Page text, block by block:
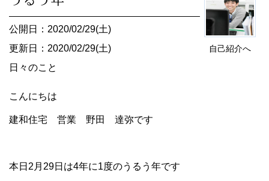
自己紹介へ
公開日：2020/02/29(土)
更新日：2020/02/29(土)
日々のこと
こんにちは
建和住宅 営業 野田 達弥です
本日2月29日は4年に1度のうるう年です